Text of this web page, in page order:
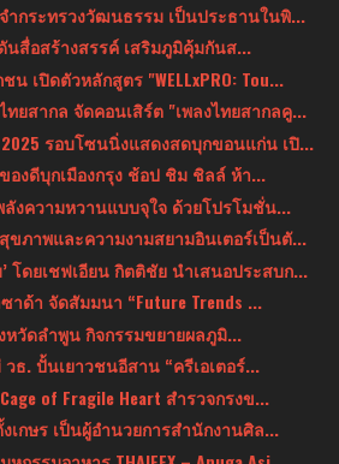
ำกระทรวงวัฒนธรรม เป็นประธานในพิ...
นสื่อสร้างสรรค์ เสริมภูมิคุ้มกันส...
น เปิดตัวหลักสูตร "WELLxPRO: Tou...
ยสากล จัดคอนเสิร์ต "เพลงไทยสากลคู...
2025 รอบโซนนิ่งแสดงสดบุกขอนแก่น เปิ...
องดีบุกเมืองกรุง ช้อป ชิม ชิลล์ ห้า...
งความหวานแบบจุใจ ด้วยโปรโมชั่น...
ขภาพและความงามสยามอินเตอร์เป็นตั...
โดยเชฟเอียน กิตติชัย นำเสนอประสบก...
าด้า จัดสัมมนา “Future Trends ...
หวัดลำพูน กิจกรรมขยายผลภูมิ...
ธ. ปั้นเยาวชนอีสาน “ครีเอเตอร์...
of Fragile Heart สำรวจกรงข...
เกษร เป็นผู้อำนวยการสำนักงานศิล...